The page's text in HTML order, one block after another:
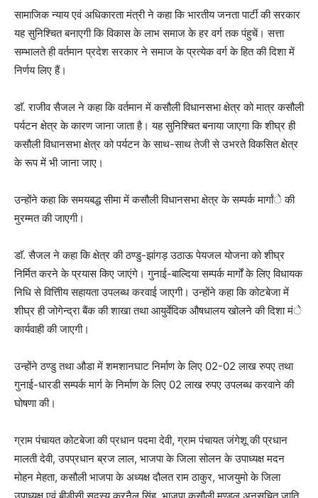
सामाजिक न्याय एवं अधिकारता मंत्री ने कहा कि भारतीय जनता पार्टी की सरकार
यह सुनिश्चित बनाएगी कि विकास के लाभ समाज के हर वर्ग तक पंहुचें। सत्ता
सम्भालते ही वर्तमान प्रदेश सरकार ने समाज के प्रत्येक वर्ग के हित की दिशा में
निर्णय लिए हैं।
डाॅ. राजीव सैजल ने कहा कि वर्तमान में कसौली विधानसभा क्षेत्र को मात्र कसौली
पर्यटन क्षेत्र के कारण जाना जाता है। यह सुनिश्चित बनाया जाएगा कि शीघ्र ही
कसौली विधानसभा क्षेत्र को पर्यटन के साथ-साथ तेजी से उभरते विकसित क्षेत्र
के रूप में भी जाना जाए।
उन्होंने कहा कि समयबद्ध सीमा में कसौली विधानसभा क्षेत्र के सम्पर्क मार्गांे की
मुरम्मत की जाएगी।
डाॅ. सैजल ने कहा कि क्षेत्र की ठण्डु-झांगड़ उठाऊ पेयजल योजना को शीघ्र
निर्मित करने के प्रयास किए जाएंगे। गुनाई-बाल्दिया सम्पर्क मार्गों के लिए विधायक
निधि से वित्तिीय सहायता उपलब्ध करवाई जाएगी। उन्होंने कहा कि कोटबेजा में
शीघ्र ही जोगेन्द्रा बैंक की शाखा तथा आयुर्वेदिक औषधालय खोलने की दिशा मंे
कार्यवाही की जाएगी।
उन्होंने ठण्डु तथा औडा में शमशानघाट निर्माण के लिए 02-02 लाख रुपए तथा
गुनाई-धारडी सम्पर्क मार्ग के निर्माण के लिए 02 लाख रुपए उपलब्ध करवाने की
घोषणा की।
ग्राम पंचायत कोटबेजा की प्रधान पदमा देवी, ग्राम पंचायत जंगेशू की प्रधान
मालती देवी, उपप्रधान ब्रज लाल, भाजपा के जिला सोलन के उपाध्यक्ष मदन
मोहन मेहता, कसौली भाजपा के अध्यक्ष दौलत राम ठाकुर, भाजयुमो के जिला